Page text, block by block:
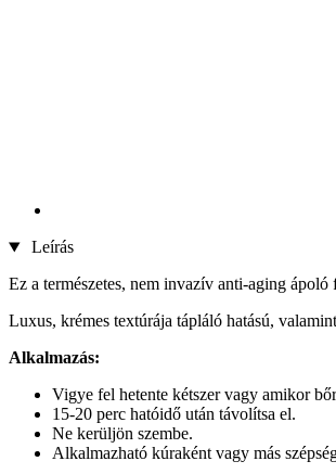
Leírás
Ez a természetes, nem invazív anti-aging
Luxus, krémes textúrája tápláló hatású,
Alkalmazás:
Vigye fel hetente kétszer vagy amikor
15-20 perc hatóidő után távolítsa el.
Ne kerüljön szembe.
Alkalmazható kúraként vagy más